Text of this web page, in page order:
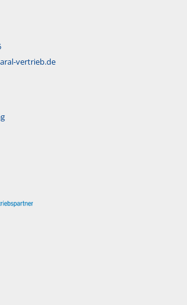
vertrieb.de